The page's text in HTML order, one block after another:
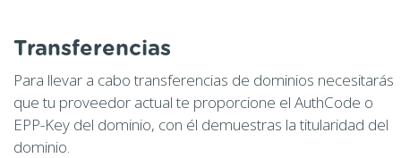
Transferencias
Para llevar a cabo transferencias de dominios necesitarás
que tu proveedor actual te proporcione el AuthCode o
EPP-Key del dominio, con él demuestras la titularidad del
dominio.